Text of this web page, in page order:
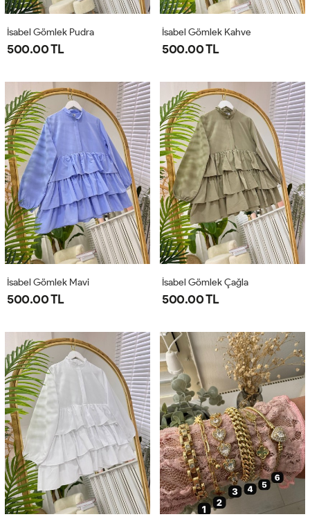
İsabel Gömlek Pudra
500.00 TL
İsabel Gömlek Kahve
500.00 TL
İsabel Gömlek Mavi
500.00 TL
İsabel Gömlek Çağla
500.00 TL